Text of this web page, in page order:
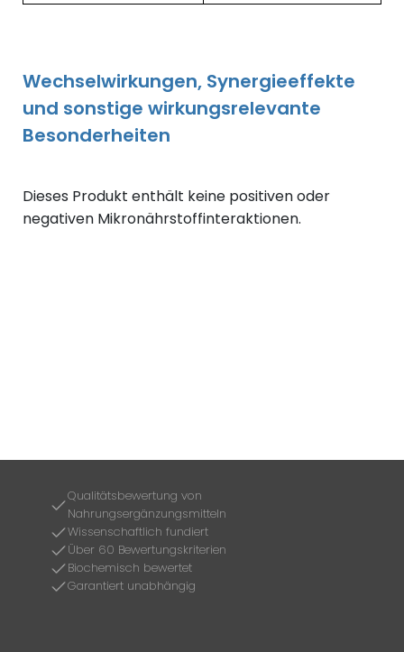
Wechselwirkungen, Synergieeffekte
und sonstige wirkungsrelevante
Besonderheiten
Dieses Produkt enthält keine positiven oder
negativen Mikronährstoffinteraktionen.
Qualitätsbewertung von
Nahrungsergänzungsmitteln
Wissenschaftlich fundiert
Über 60 Bewertungskriterien
Biochemisch bewertet
Garantiert unabhängig